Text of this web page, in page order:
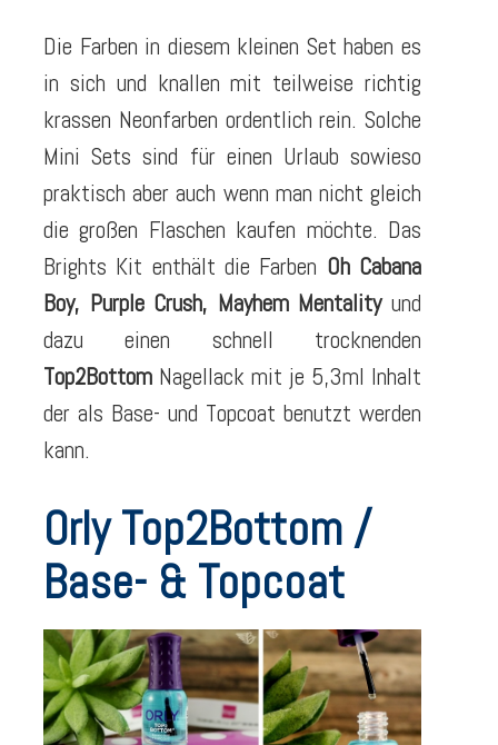
Die Farben in diesem kleinen Set haben es
in sich und knallen mit teilweise richtig
krassen Neonfarben ordentlich rein. Solche
Mini Sets sind für einen Urlaub sowieso
praktisch aber auch wenn man nicht gleich
die großen Flaschen kaufen möchte. Das
Brights Kit enthält die Farben Oh Cabana
Boy, Purple Crush, Mayhem Mentalityund
dazu einen schnell trocknenden
Top2Bottom Nagellack mit je 5,3ml Inhalt
der als Base- und Topcoat benutzt werden
kann.
Orly Top2Bottom /
Base- & Topcoat